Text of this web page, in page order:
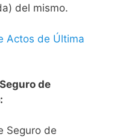
del mismo.
Actos de Última
de
Seguro de